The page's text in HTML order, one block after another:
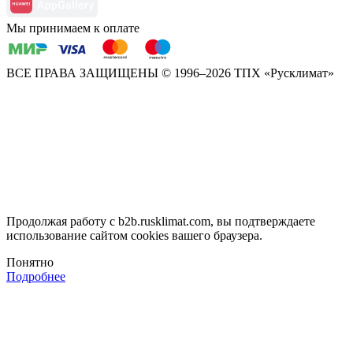
Мы принимаем к оплате
ВСЕ ПРАВА ЗАЩИЩЕНЫ © 1996–2026 ТПХ «Русклимат»
Продолжая работу с b2b.rusklimat.com, вы подтверждаете
использование сайтом cookies вашего браузера.
Понятно
Подробнее